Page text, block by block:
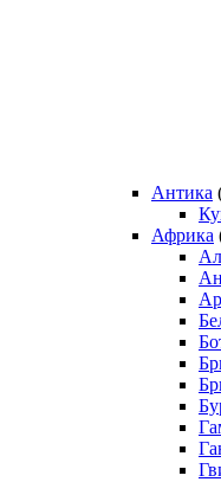
Антика
Африка